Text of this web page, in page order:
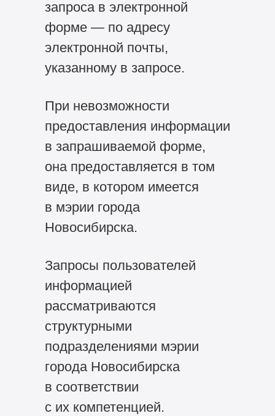
запроса в электронной
форме — по адресу
электронной почты,
указанному в запросе.
При невозможности
предоставления информации
в запрашиваемой форме,
она предоставляется в том
виде, в котором имеется
в мэрии города
Новосибирска.
Запросы пользователей
информацией
рассматриваются
структурными
подразделениями мэрии
города Новосибирска
в соответствии
с их компетенцией.